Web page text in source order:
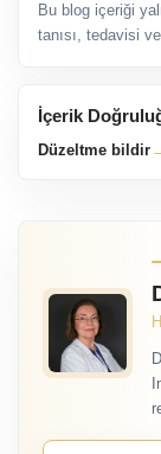
Bu blog içeriği
tanısı, tedavisi
İçerik
Düzeltme bildir